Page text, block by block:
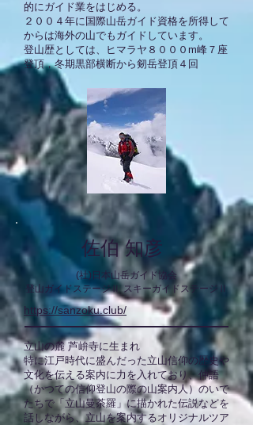
的にガイド業をはじめる。
２００４年に国際山岳ガイド資格を所得して
からは海外の山でもガイドしています。
登山歴としては、ヒマラヤ８０００m峰７座
登頂，冬期黒部横断から剱岳登頂４回
佐伯 知彦
(社)日本山岳ガイド協会
登山ガイド ステージⅡ スキーガイドステージⅡ
https://sanzoku.club/
立山の麓 芦峅寺に生まれ
特に江戸時代に盛んだった立山信仰の歴史や
文化を伝える案内に力を入れており、仲語
（かつての信仰登山の際の山案内人）のいで
たちで「立山曼荼羅」に描かれた伝説などを
話しながら、立山を案内するオリジナルツア